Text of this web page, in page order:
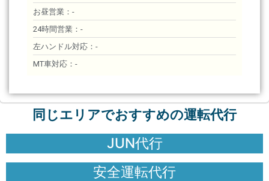
お昼営業：-
24時間営業：-
左ハンドル対応：-
MT車対応：-
同じエリアでおすすめの運転代行
JUN代行
安全運転代行